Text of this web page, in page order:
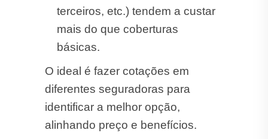
terceiros, etc.) tendem a custar
mais do que coberturas
básicas.
O ideal é fazer cotações em
diferentes seguradoras para
identificar a melhor opção,
alinhando preço e benefícios.